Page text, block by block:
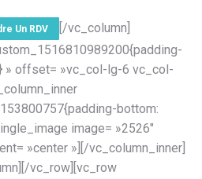
Un RDV
[/vc_column]
» offset= »vc_col-lg-6 vc_col-
bottom:
image= »2526″
»center »][/vc_column_inner]
vc_row][vc_row